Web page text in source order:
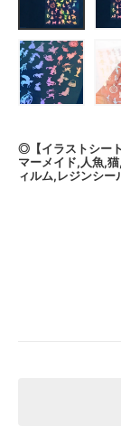
◎【イラストシー
マーメイド,人魚,
ィルム,レジンシー